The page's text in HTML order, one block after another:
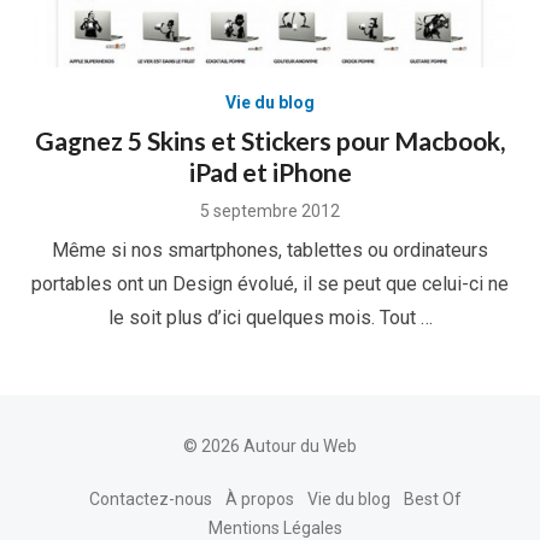
Vie du blog
Gagnez 5 Skins et Stickers pour Macbook,
iPad et iPhone
Posted
5 septembre 2012
Même si nos smartphones, tablettes ou ordinateurs
portables ont un Design évolué, il se peut que celui-ci ne
le soit plus d’ici quelques mois. Tout …
© 2026 Autour du Web
Contactez-nous À propos Vie du blog
Best Of
Mentions Légales